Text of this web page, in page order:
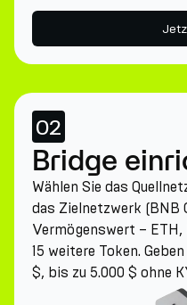
02
Bridge
Wählen Sie das
das Zielnetzwerk (BNB
Vermögenswert – ETH,
15 weitere Token.
$, bis zu 5.000 $ ohne